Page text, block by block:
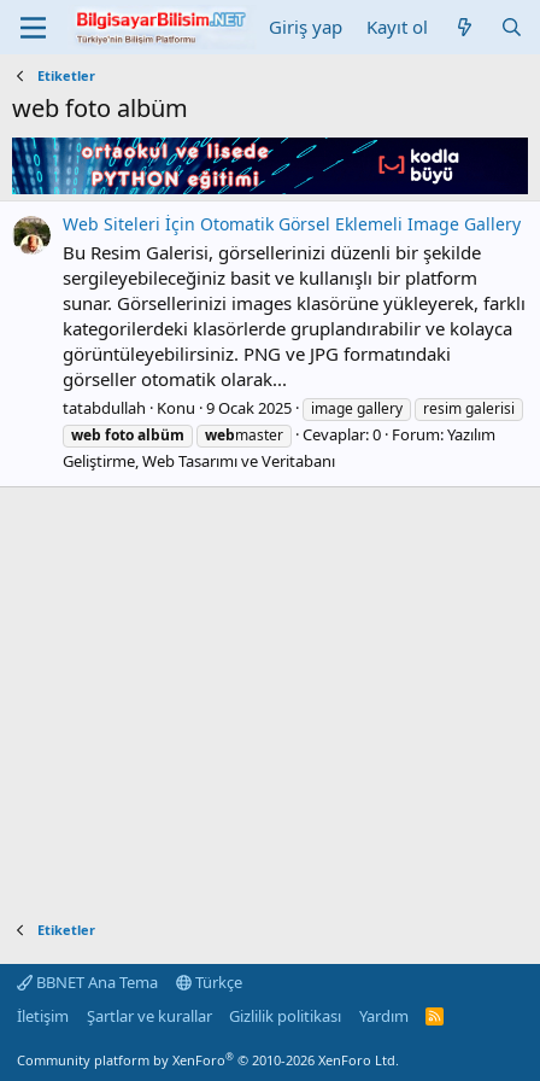
Giriş yap Kayıt ol
Etiketler
web foto albüm
Web Siteleri İçin Otomatik Görsel Eklemeli Image Gallery
Bu Resim Galerisi, görsellerinizi düzenli bir şekilde
sergileyebileceğiniz basit ve kullanışlı bir platform
sunar. Görsellerinizi images klasörüne yükleyerek, farklı
kategorilerdeki klasörlerde gruplandırabilir ve kolayca
görüntüleyebilirsiniz. PNG ve JPG formatındaki
görseller otomatik olarak...
tatabdullah Konu 9 Ocak 2025 image gallery
resim galerisi
web fotoalbüm webmaster Cevaplar: 0 Forum:Yazılım
Geliştirme, Web Tasarımı ve Veritabanı
Etiketler
BBNET Ana Tema
Türkçe
İletişim
Şartlar ve kurallar Gizlilik politikası Yardım
R
Community platform by XenForo® © 2010-2026 XenForo Ltd.